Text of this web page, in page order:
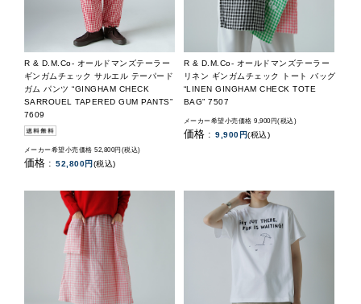
R & D.M.Co- オールドマンズテーラー
ギンガムチェック サルエル テーパード
ガム パンツ “GINGHAM CHECK
SARROUEL TAPERED GUM PANTS”
7609
メーカー希望小売価格 52,800円(税込)
価格 : 52,800円(税込)
R & D.M.Co- オールドマンズテーラー
リネン ギンガムチェック トート バッグ
“LINEN GINGHAM CHECK TOTE
BAG” 7507
メーカー希望小売価格 9,900円(税込)
価格 : 9,900円(税込)